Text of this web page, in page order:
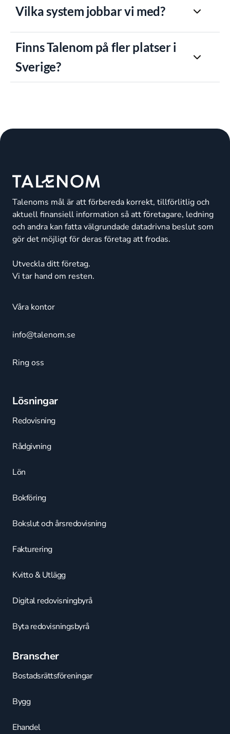
Vilka system jobbar vi med?
Finns Talenom på fler platser i
Sverige?
Talenoms mål är att förbereda korrekt, tillförlitlig och
aktuell finansiell information så att företagare, ledning
och andra kan fatta välgrundade datadrivna beslut som
gör det möjligt för deras företag att frodas.
Utveckla ditt företag.
Vi tar hand om resten.
Våra kontor
info@talenom.se
Ring oss
Lösningar
Redovisning
Rådgivning
Lön
Bokföring
Bokslut och årsredovisning
Fakturering
Kvitto & Utlägg
Digital redovisningbyrå
Byta redovisningsbyrå
Branscher
Bostadsrättsföreningar
Bygg
Ehandel